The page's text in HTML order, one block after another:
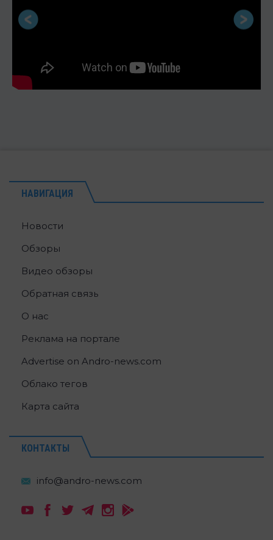
НАВИГАЦИЯ
Новости
Обзоры
Видео обзоры
Обратная связь
О нас
Реклама на портале
Advertise on Andro-news.com
Облако тегов
Карта сайта
КОНТАКТЫ